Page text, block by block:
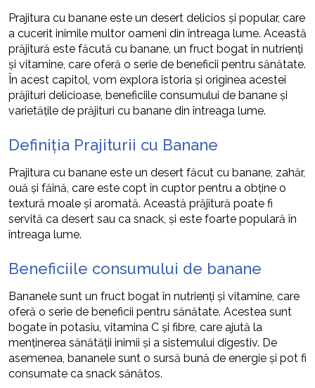
Prajitura cu banane este un desert delicios și popular, care
a cucerit inimile multor oameni din întreaga lume. Această
prăjitură este făcută cu banane, un fruct bogat în nutrienți
și vitamine, care oferă o serie de beneficii pentru sănătate.
În acest capitol, vom explora istoria și originea acestei
prăjituri delicioase, beneficiile consumului de banane și
varietățile de prăjituri cu banane din întreaga lume.
Definiția Prajiturii cu Banane
Prajitura cu banane este un desert făcut cu banane, zahăr,
ouă și făină, care este copt în cuptor pentru a obține o
textură moale și aromată. Această prăjitură poate fi
servită ca desert sau ca snack, și este foarte populară în
întreaga lume.
Beneficiile consumului de banane
Bananele sunt un fruct bogat în nutrienți și vitamine, care
oferă o serie de beneficii pentru sănătate. Acestea sunt
bogate în potasiu, vitamina C și fibre, care ajută la
menținerea sănătății inimii și a sistemului digestiv. De
asemenea, bananele sunt o sursă bună de energie și pot fi
consumate ca snack sănătos.